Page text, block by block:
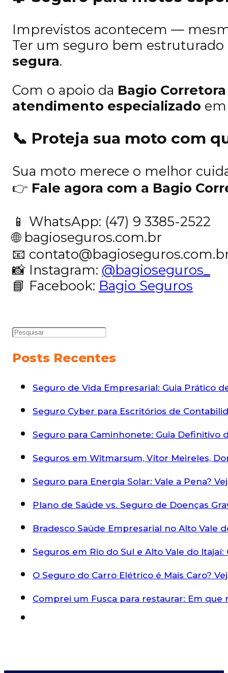
Imprevistos acontecem —
Ter um seguro bem
segura.
Com o apoio da Bagio
atendimento especializado em
📞 Proteja sua moto com
Sua moto merece o melhor
👉 Fale agora com a Bagio
📱 WhatsApp: (47) 9 3385-2522
🌐 bagioseguros.com.br
📧
📸 Instagram: @bagioseguros_
📘 Facebook: Bagio Seguros
Posts Recentes
Seguro de Vida Empresarial: Guia Prático
Seguro Cyber para Escritórios de
Seguro para Caminhonete: Guia Definitivo
Seguros em Witmarsum, Vítor Meireles,
Seguro para Energia Solar: Vale a Pena?
Plano de Saúde vs. Seguro de Doenças
Bradesco Saúde Empresarial no Alto Vale
Seguros em Rio do Sul e Alto Vale do
O Seguro do Carro Elétrico é Mais Caro?
Comprei um Fusca para restaurar: Em